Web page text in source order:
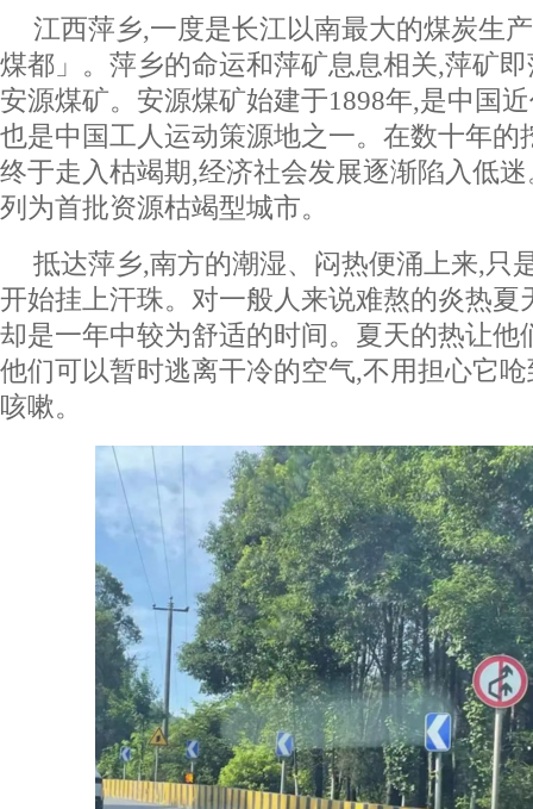
江西萍乡,一度是长江以南最大的煤炭生
煤都」。萍乡的命运和萍矿息息相关,萍矿
安源煤矿。安源煤矿始建于1898年,是中国
也是中国工人运动策源地之一。在数十年的
终于走入枯竭期,经济社会发展逐渐陷入低
列为首批资源枯竭型城市。
抵达萍乡,南方的潮湿、闷热便涌上来,只
开始挂上汗珠。对一般人来说难熬的炎热夏
却是一年中较为舒适的时间。夏天的热让他
他们可以暂时逃离干冷的空气,不用担心它
咳嗽。